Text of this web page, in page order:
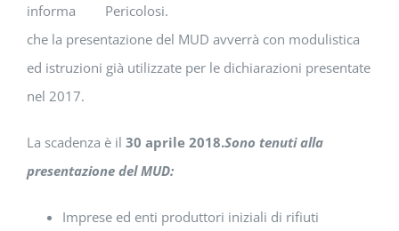
informa
che la presentazione del MUD avverrà con modulistica
ed istruzioni già utilizzate per le dichiarazioni presentate
nel 2017.
La scadenza è il 30 aprile 2018.Sono tenuti alla
presentazione del MUD:
Imprese ed enti produttori iniziali di rifiuti